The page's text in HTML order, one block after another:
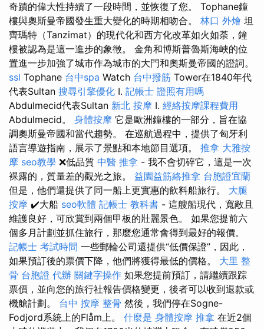
奇蹟的偉大性持續了一段時間，並恢復了您。 Tophane鐘
樓與奧斯曼帝國發生重大變化的時期相吻合。 林口 外燴 坦
齊瑪特（Tanzimat）的現代化和西方化改革如火如荼，鐘
樓被認為是這一進步的象徵。 金角和博斯普魯斯海峽的位
置進一步加強了城市作為城市的大門和奧斯曼帝國的證詞。
ssl Tophane 台中spa Watch 台中撥筋 Tower在1840年代
代表Sultan 搜尋引擎優化 I. 記帳士 證照有用嗎
Abdulmecid代表Sultan 新北 按摩 I. 經絡按摩課程費用
Abdulmecid。 身體按摩 它是歐洲鐘樓的一部分，旨在協
調奧斯曼帝國和當代趨勢。 在巡航過程中，提供了匈牙利
語言導遊指南，展示了景點和本地節目選項。 推拿 大雅按
摩 seo教學 ❌低品質 中醫 推拿 - 我不會切碎它，這是一次
裸露的，質量差的觀光之旅。 益園益筋絡推拿 台胞證宜蘭
但是，他們還提供了同一船上更實惠的飲料船旅行。 大腿
按摩 ✔️大船 seo軟體 記帳士 教科書 - 這艘船現代，寬敞且
維護良好，可欣賞到兩個甲板的壯麗景色。 如果您提前六
個多月計劃並抓住旅行，那麼您通常會得到最好的報價。
記帳士 考試時間 一些郵輪公司還提供“低價保證”，因此，
如果預訂後的票價下降，他們將獲得最低的價格。 大里 整
骨 台胞證 代辦 關鍵字操作 如果您提前預訂，請繼續跟踪
票價，並向您的旅行社報告價格變更，後者可以收到退款或
機艙計劃。 台中 按摩 整骨 然後，我們停在Sogne-
Fodjord系統上的Flåm上。 什麼是 身體按摩 推拿 在近2個